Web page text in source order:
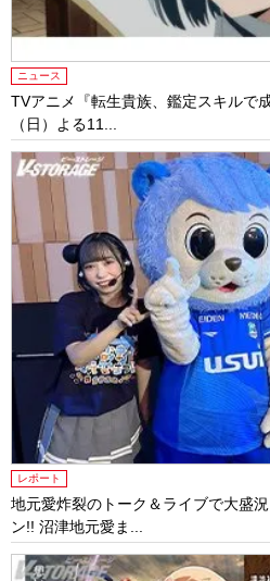
ニュース
TVアニメ『転生貴族、鑑定スキルで
（日）よる11...
レポート
地元愛炸裂のトーク＆ライブで大盛
ン!! 沼津地元愛ま...